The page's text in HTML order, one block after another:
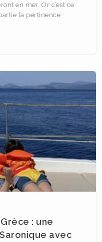
en mer. Or c’est ce
la pertinence
: une
avec